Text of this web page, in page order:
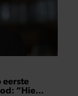
“Hier